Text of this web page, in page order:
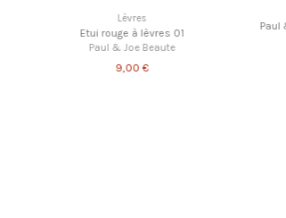
Etui rouge à lèvres 01
Paul & Joe Beaute
Paul & Joe